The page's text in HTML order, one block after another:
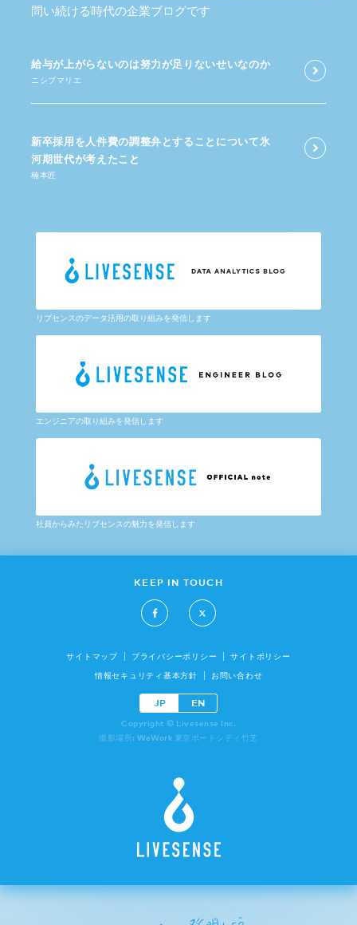
問い続ける時代の企業ブログです
給与が​上がらないのは​努力が​足りないせいなのか
ニシブマリエ
新卒採用を​人件費の​調整弁と​する​ことに​ついて​氷
河期世代が​考えた​こと
楠本匠
リブセンスのデータ活用の取り組みを発信します
エンジニアの取り組みを発信します
社員からみたリブセンスの魅力を発信します
KEEP IN TOUCH
サイトマップ プライバシーポリシー サイトポリシー
情報セキュリティ基本方針 お問い合わせ
JP EN
Copyright © Livesense Inc.
撮影場所: WeWork 東京ポートシティ竹芝